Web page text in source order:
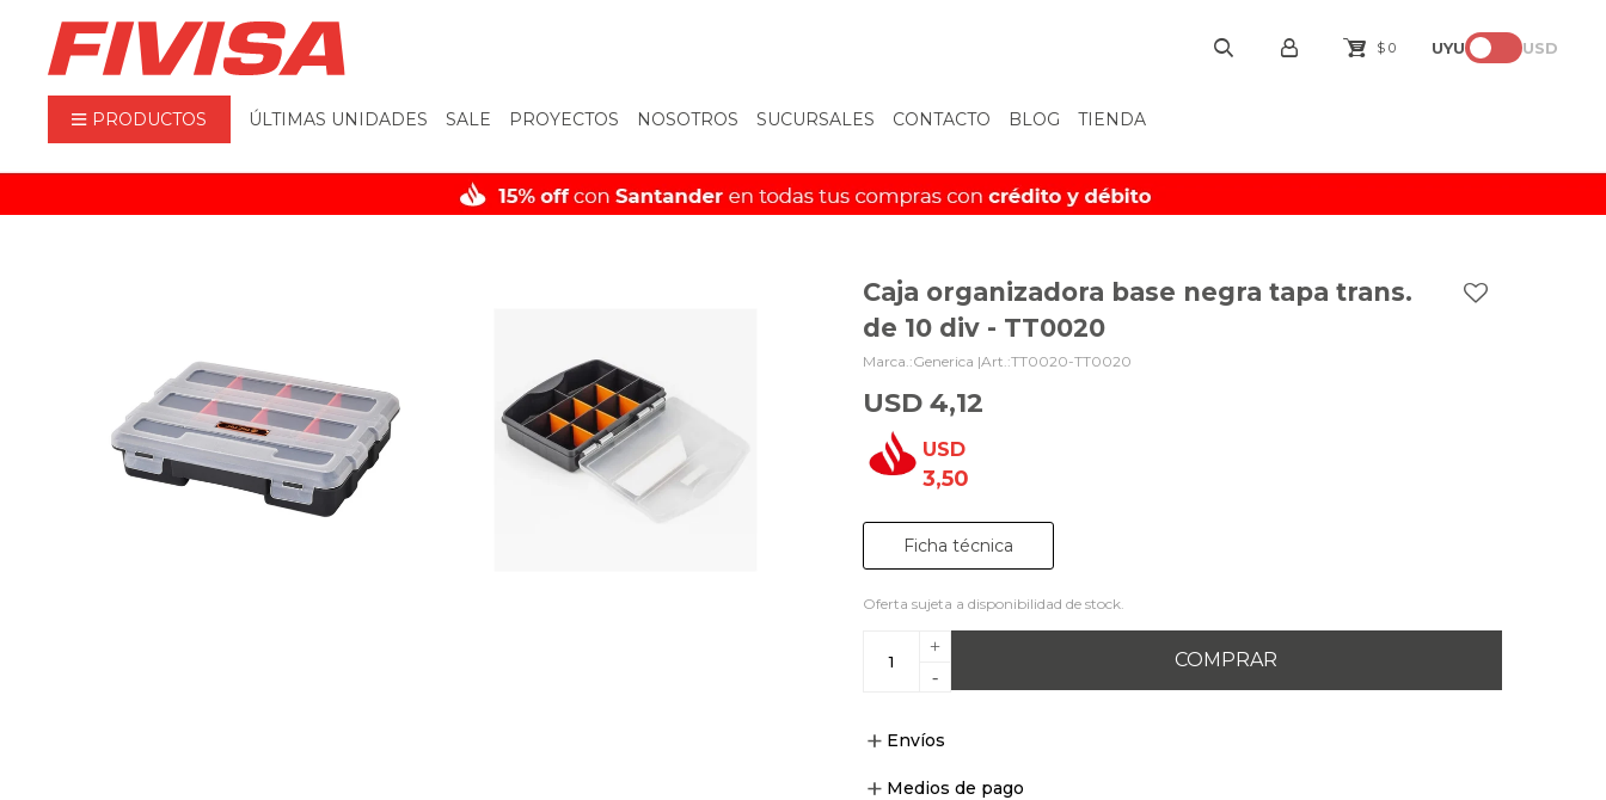
PRODUCTOS ÚLTIMAS UNIDADES SALE PROYECTOS NOSOTROS SUCURSALES CONTACTO BLOG TIENDA
$ 0 UYU USD
Caja organizadora base negra tapa trans.
de 10 div - TT0020
Generica | TT0020-TT0020
USD 4,12
USD
3,50
Ficha técnica
Oferta sujeta a disponibilidad de stock.
+
-
COMPRAR
Envíos
Medios de pago